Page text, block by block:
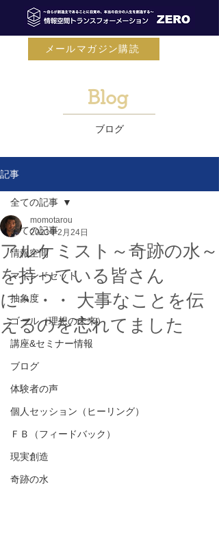
メールマガジン購読
Blog
ブログ
記事
全ての記事
情報空間
マインドセット
抽象度
ゴール（理想の未来）
講座&セミナー情報
ブログ
体験者の声
個人セッション（ヒーリング）
ＦＢ（フィードバック）
現実創造
奇跡の水
全ての記事
アルケミスト～奇跡の水～
を持っている皆さん
に・・・ 大事なことを伝
えるのを忘れてました
momotarou
2023年2月24日